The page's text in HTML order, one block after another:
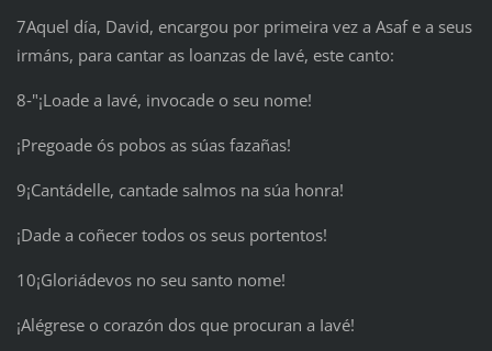
7Aquel día, David, encargou por primeira vez a Asaf e a seus
irmáns, para cantar as loanzas de Iavé, este canto:
8‑"¡Loade a Iavé, invocade o seu nome!
¡Pregoade ós pobos as súas fazañas!
9¡Cantádelle, cantade salmos na súa honra!
¡Dade a coñecer todos os seus portentos!
10¡Gloriádevos no seu santo nome!
¡Alégrese o corazón dos que procuran a Iavé!